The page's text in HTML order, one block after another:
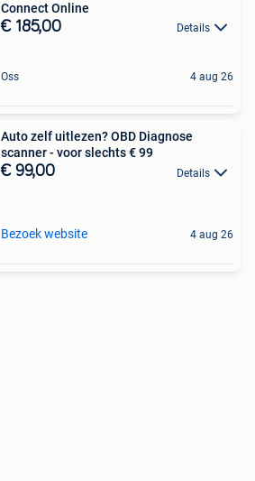
Connect Online
€ 185,00 Details
Oss 4 aug 26
Auto zelf uitlezen? OBD Diagnose
scanner - voor slechts € 99
€ 99,00 Details
Bezoek website 4 aug 26